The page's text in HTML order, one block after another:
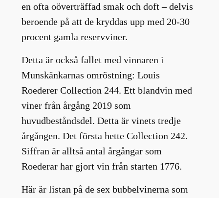
en ofta oöverträffad smak och doft – delvis
beroende på att de kryddas upp med 20-30
procent gamla reservviner.
Detta är också fallet med vinnaren i
Munskänkarnas omröstning: Louis
Roederer Collection 244. Ett blandvin med
viner från årgång 2019 som
huvudbeståndsdel. Detta är vinets tredje
årgången. Det första hette Collection 242.
Siffran är alltså antal årgångar som
Roederar har gjort vin från starten 1776.
Här är listan på de sex bubbelvinerna som